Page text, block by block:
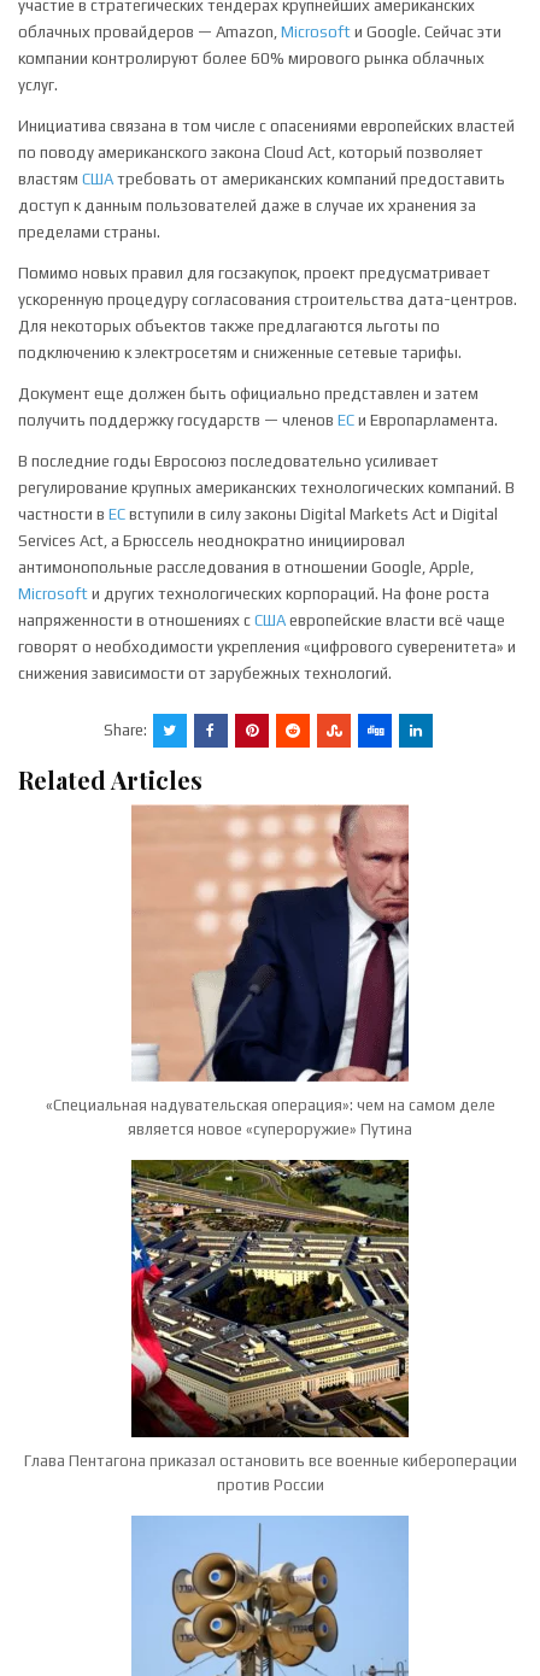
участие в стратегических тендерах крупнейших американских
облачных провайдеров — Amazon, Microsoft и Google. Сейчас эти
компании контролируют более 60% мирового рынка облачных
услуг.
Инициатива связана в том числе с опасениями европейских властей
по поводу американского закона Cloud Act, который позволяет
властям США требовать от американских компаний предоставить
доступ к данным пользователей даже в случае их хранения за
пределами страны.
Помимо новых правил для госзакупок, проект предусматривает
ускоренную процедуру согласования строительства дата-центров.
Для некоторых объектов также предлагаются льготы по
подключению к электросетям и сниженные сетевые тарифы.
Документ еще должен быть официально представлен и затем
получить поддержку государств — членов ЕС и Европарламента.
В последние годы Евросоюз последовательно усиливает
регулирование крупных американских технологических компаний. В
частности в ЕС вступили в силу законы Digital Markets Act и Digital
Services Act, а Брюссель неоднократно инициировал
антимонопольные расследования в отношении Google, Apple,
Microsoft и других технологических корпораций. На фоне роста
напряженности в отношениях с США европейские власти всё чаще
говорят о необходимости укрепления «цифрового суверенитета» и
снижения зависимости от зарубежных технологий.
Share:
Related Articles
«Специальная надувательская операция»: чем на самом деле
является новое «супероружие» Путина
Глава Пентагона приказал остановить все военные кибероперации
против России